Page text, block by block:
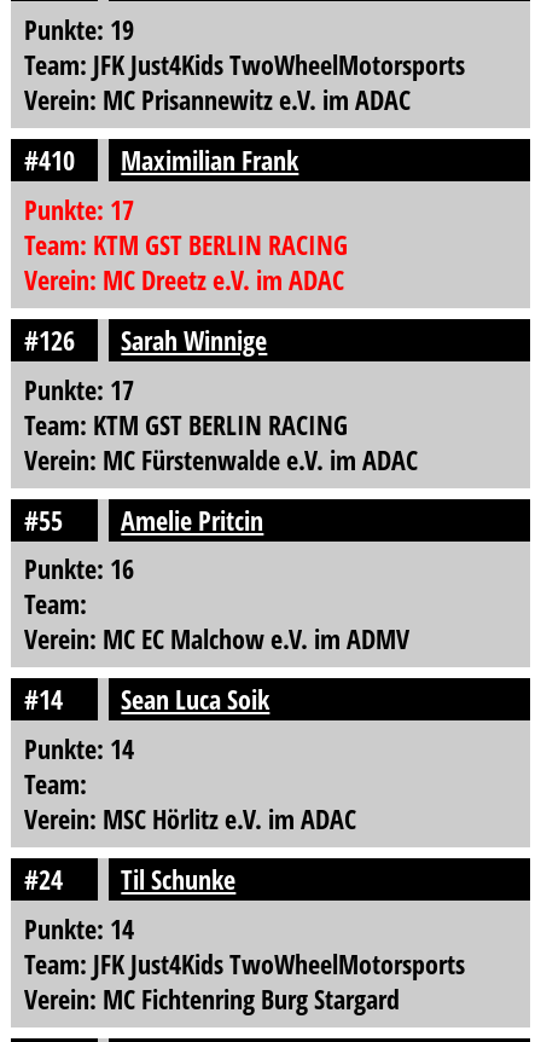
Punkte: 19
Team: JFK Just4Kids TwoWheelMotorsports
Verein: MC Prisannewitz e.V. im ADAC
#410
Maximilian Frank
Punkte: 17
Team: KTM GST BERLIN RACING
Verein: MC Dreetz e.V. im ADAC
#126
Sarah Winnige
Punkte: 17
Team: KTM GST BERLIN RACING
Verein: MC Fürstenwalde e.V. im ADAC
#55
Amelie Pritcin
Punkte: 16
Team:
Verein: MC EC Malchow e.V. im ADMV
#14
Sean Luca Soik
Punkte: 14
Team:
Verein: MSC Hörlitz e.V. im ADAC
#24
Til Schunke
Punkte: 14
Team: JFK Just4Kids TwoWheelMotorsports
Verein: MC Fichtenring Burg Stargard